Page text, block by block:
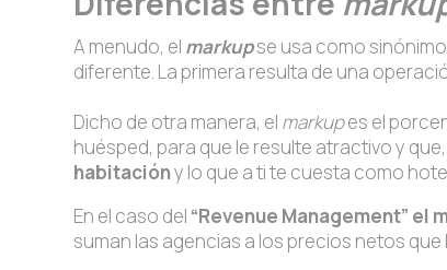
A menudo, el markupse usa como
diferente. La primera resulta de una
Dicho de otra manera, el markupes el
huésped, para que le resulte atractivo y
habitacióny lo que a ti te cuesta como
En el caso del “Revenue Management” el
suman las agencias a los precios netos